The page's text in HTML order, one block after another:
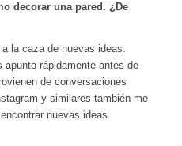
decorar una pared. ¿De
la caza de nuevas ideas.
rápidamente antes de
de conversaciones
y similares también me
nuevas ideas.